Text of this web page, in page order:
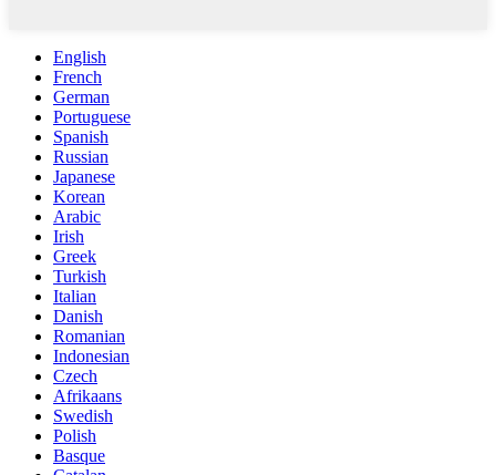
English
French
German
Portuguese
Spanish
Russian
Japanese
Korean
Arabic
Irish
Greek
Turkish
Italian
Danish
Romanian
Indonesian
Czech
Afrikaans
Swedish
Polish
Basque